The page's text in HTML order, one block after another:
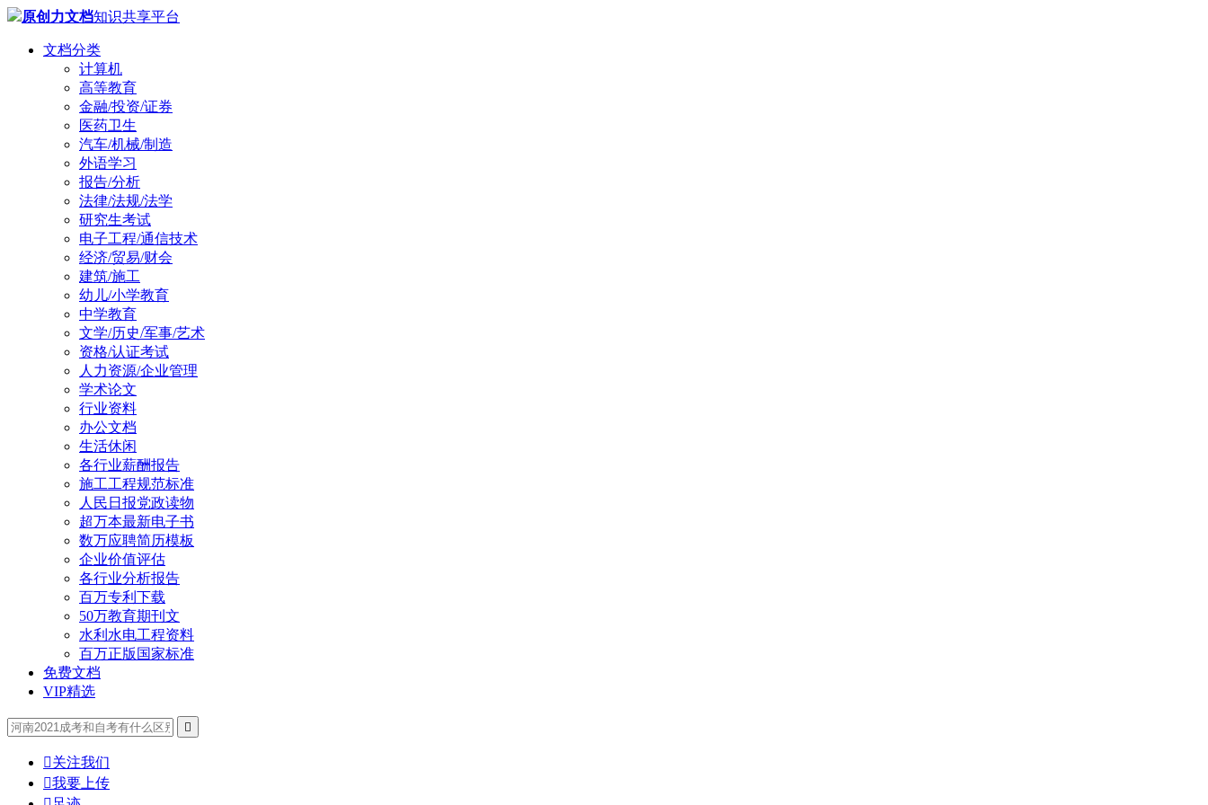
原创力文档知识共享平台
文档分类
计算机
高等教育
金融/投资/证券
医药卫生
汽车/机械/制造
外语学习
报告/分析
法律/法规/法学
研究生考试
电子工程/通信技术
经济/贸易/财会
建筑/施工
幼儿/小学教育
中学教育
文学/历史/军事/艺术
资格/认证考试
人力资源/企业管理
学术论文
行业资料
办公文档
生活休闲
各行业薪酬报告
施工工程规范标准
人民日报党政读物
超万本最新电子书
数万应聘简历模板
企业价值评估
各行业分析报告
百万专利下载
50万教育期刊文
水利水电工程资料
百万正版国家标准
免费文档
VIP精选

关注我们
我要上传